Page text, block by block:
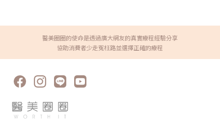
垂：這種類型的鼻翼，整體外觀就像是朝天鼻。進行手術能提高鼻翼，會使
整體臉部線條更為協調。3種不動刀縮鼻翼的方式和價格•肉毒桿菌針對特
定類型，例如鼻翼寬大族群較為明顯。主要在施打肉毒於鼻翼兩側，能能夠
頭、鼻柱施打，提升這些區域的體積，有效地拉伸鼻翼。使整體外觀上達到
縮小鼻翼、鼻孔，進一步調整鼻孔外露的情況。若使用分子較軟的玻尿酸，
扁塌的鼻部往前拉伸，來實現縮小鼻翼。不過，相較於假體植入，埋線的調
整有限，也不適用於鼻部皮膚較薄或鼻樑較扁塌的族群。 療程名稱 肉毒 玻
尿酸 埋線 效果 效果不佳 效果有限 效果有限 適用族群 肌肉型的鼻翼且鼻翼
醫美圈圈的使命是透過廣大網友的真實療程經驗分享
協助消費者少走冤枉路並選擇正確的療程